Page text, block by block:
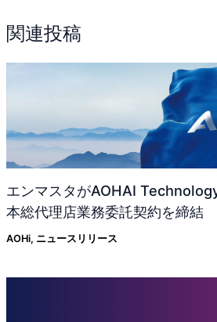
関連投稿
エンマスタがAOHAI
本総代理店業務委託契約を締結
AOHi, ニュースリリース